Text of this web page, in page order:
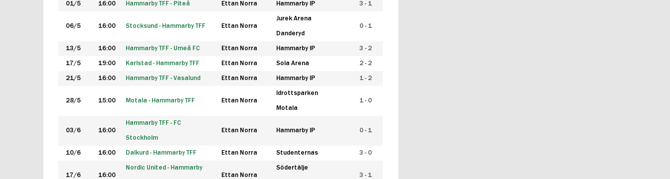
01/5 16:00 Hammarby TFF - Piteå Ettan Norra Hammarby IP 3 - 1
06/5 16:00 Stocksund - Hammarby TFF Ettan Norra
Jurek Arena
Danderyd
0 - 1
13/5 16:00 Hammarby TFF - Umeå FC Ettan Norra Hammarby IP 3 - 2
17/5 19:00 Karlstad - Hammarby TFF Ettan Norra Sola Arena 2 - 2
21/5 16:00 Hammarby TFF - Vasalund Ettan Norra Hammarby IP 1 - 2
28/5 15:00 Motala - Hammarby TFF Ettan Norra
Idrottsparken
Motala
1 - 0
03/6 16:00
Hammarby TFF - FC
Stockholm
Ettan Norra Hammarby IP 0 - 1
10/6 16:00 Dalkurd - Hammarby TFF Ettan Norra Studenternas 3 - 0
17/6 16:00
Nordic United - Hammarby
Ettan Norra
Södertälje
3 - 1